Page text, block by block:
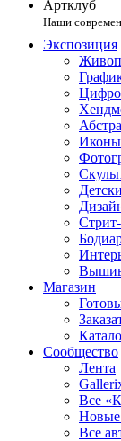
Артклуб
Наши
Экспозиция
Иконы
Магазин
Сообщество
Лента
Все
Все